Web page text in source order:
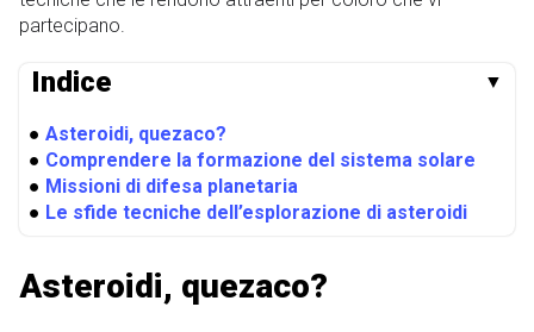
partecipano.
Indice ▼
● Asteroidi, quezaco?
● Comprendere la formazione del sistema solare
● Missioni di difesa planetaria
● Le sfide tecniche dell’esplorazione di asteroidi
Asteroidi, quezaco?